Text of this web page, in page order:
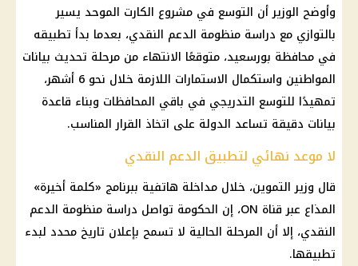
وأوضح الوزير أن التوسع في مشروع الكارت الموحد يسير
بالتوازي مع دراسة منظومة الدعم النقدي، بعدما بدأ تطبيقه
في محافظة بورسعيد، متوقعًا الانتهاء من مرحلة تحديث بيانات
المواطنين واستكمال الاستمارات اللازمة خلال نحو 6 أشهر،
تمهيدًا للتوسع التدريجي في باقي المحافظات وبناء قاعدة
بيانات دقيقة تساعد الدولة على اتخاذ القرار المناسب.
لا موعد نهائي لتطبيق الدعم النقدي
قال وزير التموين، خلال مداخلة هاتفية ببرنامج «كلمة أخيرة»
المذاع عبر قناة ON، إن الحكومة تواصل دراسة منظومة الدعم
النقدي، إلا أن المرحلة الحالية لا تسمح بإعلان تاريخ محدد لبدء
تطبيقها.